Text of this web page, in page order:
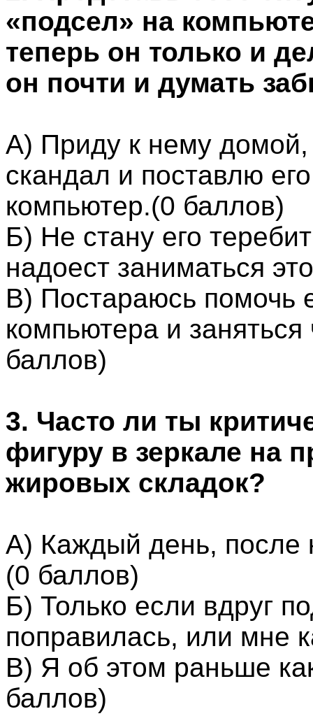
«подсел» на
теперь он только и
он почти и думать
А) Приду к нему домой,
скандал и поставлю
компьютер.(0 баллов)
Б) Не стану его
надоест заниматься
В) Постараюсь помочь
компьютера и
баллов)
3. Часто ли ты
фигуру в зеркале на
жировых складок?
А) Каждый день, после
(0 баллов)
Б) Только если вдруг
поправилась, или мне
В) Я об этом раньше
баллов)